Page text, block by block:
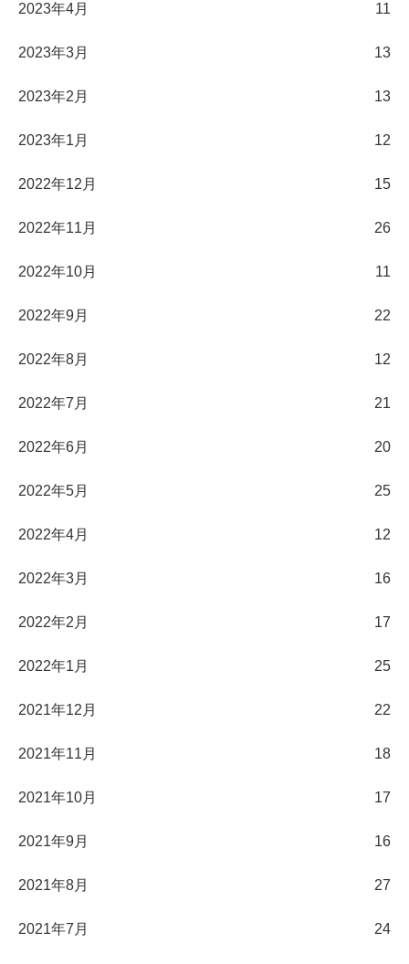
2023年4月 11
2023年3月 13
2023年2月 13
2023年1月 12
2022年12月 15
2022年11月 26
2022年10月 11
2022年9月 22
2022年8月 12
2022年7月 21
2022年6月 20
2022年5月 25
2022年4月 12
2022年3月 16
2022年2月 17
2022年1月 25
2021年12月 22
2021年11月 18
2021年10月 17
2021年9月 16
2021年8月 27
2021年7月 24